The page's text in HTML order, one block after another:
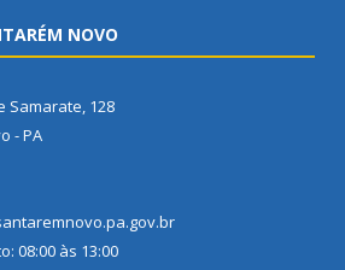
NOVO
Samarate, 128
- PA
08:00 às 13:00